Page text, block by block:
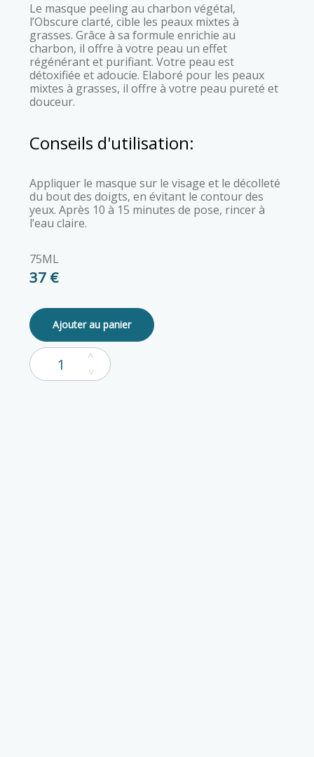
Le masque peeling au charbon végétal,
l’Obscure clarté, cible les peaux mixtes à
grasses. Grâce à sa formule enrichie au
charbon, il offre à votre peau un effet
régénérant et purifiant. Votre peau est
détoxifiée et adoucie. Elaboré pour les peaux
mixtes à grasses, il offre à votre peau pureté et
douceur.
Conseils d'utilisation:
Appliquer le masque sur le visage et le décolleté
du bout des doigts, en évitant le contour des
yeux. Après 10 à 15 minutes de pose, rincer à
l’eau claire.
75ML
37 €
Ajouter au panier